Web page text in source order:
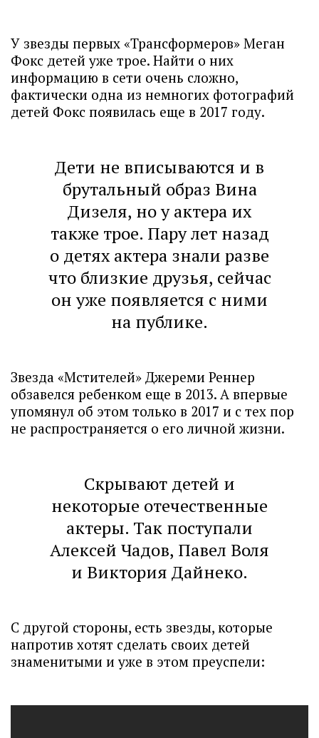
У звезды первых «Трансформеров» Меган
Фокс детей уже трое. Найти о них
информацию в сети очень сложно,
фактически одна из немногих фотографий
детей Фокс появилась еще в 2017 году.
Дети не вписываются и в
брутальный образ Вина
Дизеля, но у актера их
также трое. Пару лет назад
о детях актера знали разве
что близкие друзья, сейчас
он уже появляется с ними
на публике.
Звезда «Мстителей» Джереми Реннер
обзавелся ребенком еще в 2013. А впервые
упомянул об этом только в 2017 и с тех пор
не распространяется о его личной жизни.
Скрывают детей и
некоторые отечественные
актеры. Так поступали
Алексей Чадов, Павел Воля
и Виктория Дайнеко.
С другой стороны, есть звезды, которые
напротив хотят сделать своих детей
знаменитыми и уже в этом преуспели: